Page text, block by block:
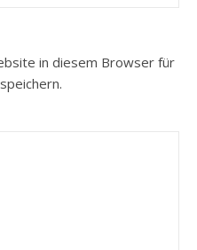
in diesem Browser für